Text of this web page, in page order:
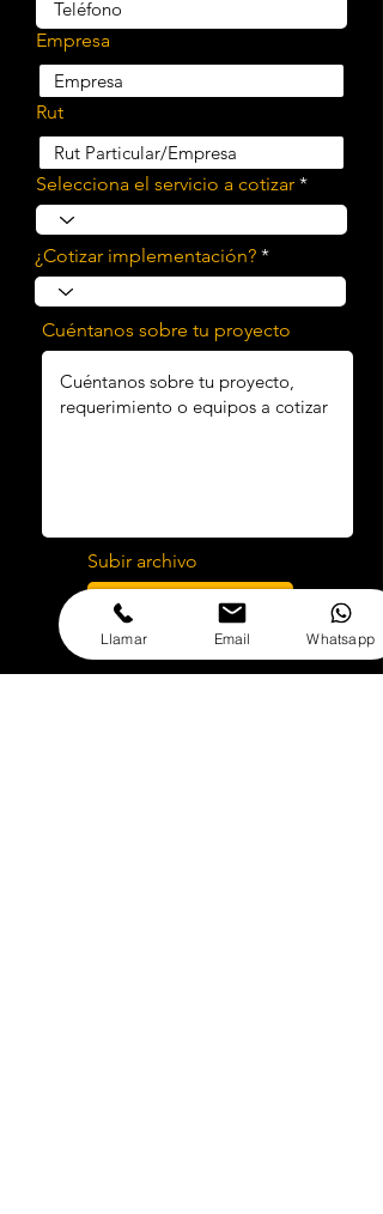
Empresa
Rut
Selecciona el servicio a cotizar
¿Cotizar implementación?
Cuéntanos sobre tu proyecto
Subir archivo
Adjunta archivos
Llamar Email Whatsapp